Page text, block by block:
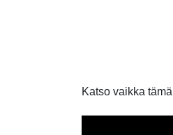
Katso vaikka